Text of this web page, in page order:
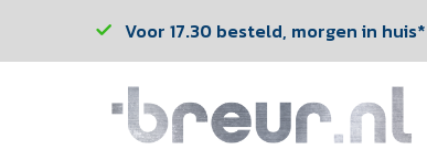
Voor 17.30 besteld, morgen in huis*